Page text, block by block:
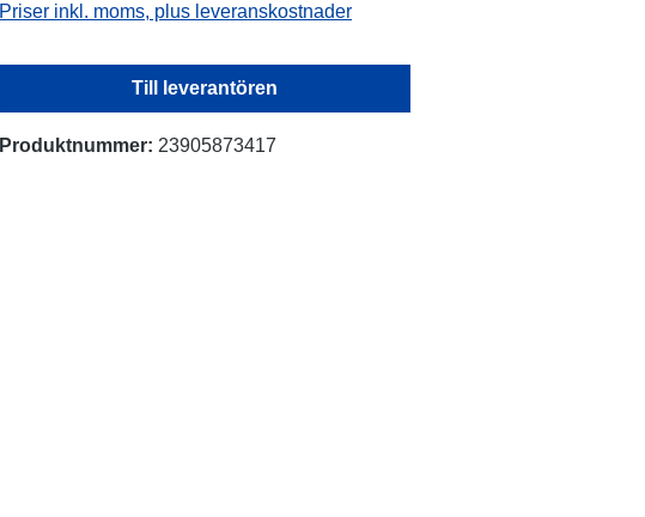
Priser inkl. moms, plus leveranskostnader
Till leverantören
Produktnummer: 23905873417